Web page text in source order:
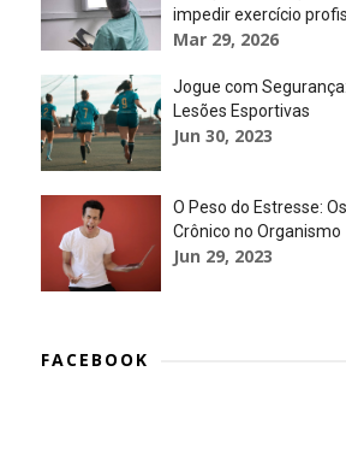
impedir exercício
Mar 29, 2026
Jogue com
Lesões Esportivas
Jun 30, 2023
O Peso do Estresse:
Crônico no Organismo
Jun 29, 2023
FACEBOOK